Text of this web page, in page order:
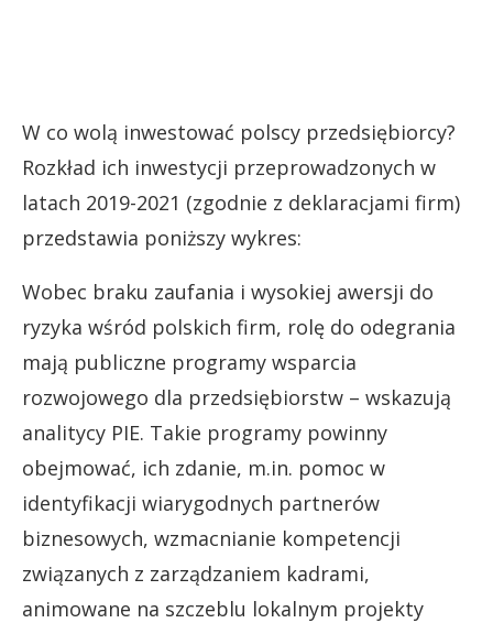
W co wolą inwestować polscy przedsiębiorcy?
Rozkład ich inwestycji przeprowadzonych w
latach 2019-2021 (zgodnie z deklaracjami firm)
przedstawia poniższy wykres:
Wobec braku zaufania i wysokiej awersji do
ryzyka wśród polskich firm, rolę do odegrania
mają publiczne programy wsparcia
rozwojowego dla przedsiębiorstw – wskazują
analitycy PIE. Takie programy powinny
obejmować, ich zdanie, m.in. pomoc w
identyfikacji wiarygodnych partnerów
biznesowych, wzmacnianie kompetencji
związanych z zarządzaniem kadrami,
animowane na szczeblu lokalnym projekty